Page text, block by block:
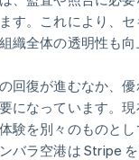
す。これにより、
織全体の透明性も向
回復が進むなか、
になっています。
験を別々のものと
バラ空港は Stripe